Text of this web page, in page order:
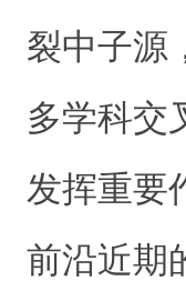
裂中子源
多学科交
发挥重要
前沿近期